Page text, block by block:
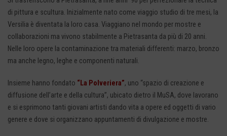
di pittura e scultura. Inizialmente nato come viaggio studio di tre mesi, la
Versilia è diventata la loro casa. Viaggiano nel mondo per mostre e
collaborazioni ma vivono stabilmente a Pietrasanta da più di 20 anni.
Nelle loro opere la contaminazione tra materiali differenti: marzo, bronzo
ma anche legno, leghe e componenti naturali.
Insieme hanno fondato “La Polveriera”, uno “spazio di creazione e
diffusione dell’arte e della cultura”, ubicato dietro il MuSA, dove lavorano
e si esprimono tanti giovani artisti dando vita a opere ed oggetti di vario
genere e dove si organizzano appuntamenti di divulgazione e mostre.